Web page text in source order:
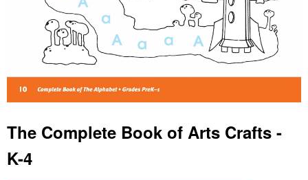
The Complete Book of Arts Crafts -
K-4